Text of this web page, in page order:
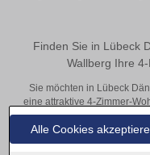
Alle Cookies
Finden Sie in Lübeck
Wallberg Ihre
Sie möchten in Lübeck
eine attraktive 4-Zimmer-
Wohnungsunternehmen aus
/ Wallberg finden Sie Ihre
Ihrer 4-